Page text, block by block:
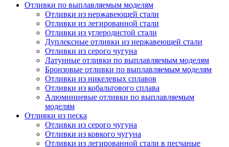
Отливки по выплавляемым моделям
Отливки из нержавеющей стали
Отливки из легированной стали
Отливки из углеродистой стали
Дуплексные отливки из нержавеющей стали
Отливки из серого чугуна
Латунные отливки по выплавляемым моделям
Бронзовые отливки по выплавляемым моделям
Отливки из никелевых сплавов
Отливки из кобальтового сплава
Алюминиевые отливки по выплавляемым
моделям
Отливки из песка
Отливки из серого чугуна
Отливки из ковкого чугуна
Отливки из легированной стали в песчаные